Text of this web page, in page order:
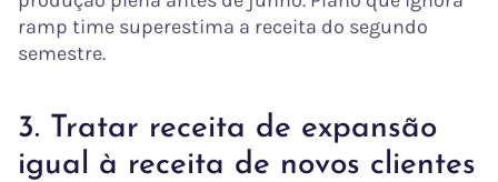
ramp time superestima a receita do segundo
semestre.
3. Tratar receita de expansão
igual à receita de novos clientes